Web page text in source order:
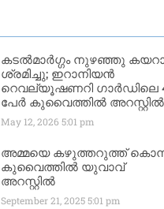
കടൽമാർഗ്ഗം നുഴഞ്ഞു
ശ്രമിച്ചു; ഇറാനിയൻ
റെവല്യൂഷണറി ഗാർഡിലെ
പേർ കുവൈത്തിൽ അറസ്റ്റിൽ
May 12, 2026 5:01 pm
അമ്മയെ കഴുത്തറുത്ത്
കുവൈത്തിൽ യുവാവ്
അറസ്റ്റിൽ
September 21, 20255:01 pm